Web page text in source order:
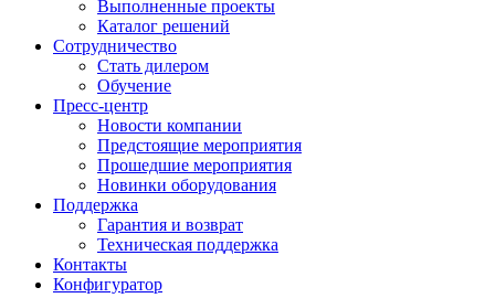
Выполненные проекты
Каталог решений
Сотрудничество
Стать дилером
Обучение
Пресс-центр
Новости компании
Предстоящие мероприятия
Прошедшие мероприятия
Новинки оборудования
Поддержка
Гарантия и возврат
Техническая поддержка
Контакты
Конфигуратор